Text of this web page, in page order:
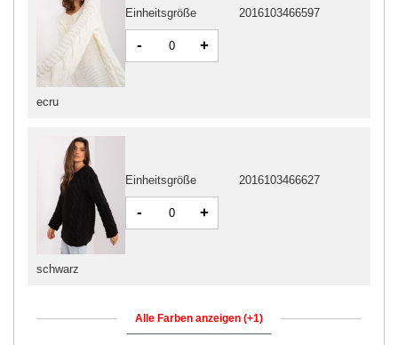
ecru
Einheitsgröße 2016103466597
- +
schwarz
Einheitsgröße 2016103466627
- +
Alle Farben anzeigen (+1)